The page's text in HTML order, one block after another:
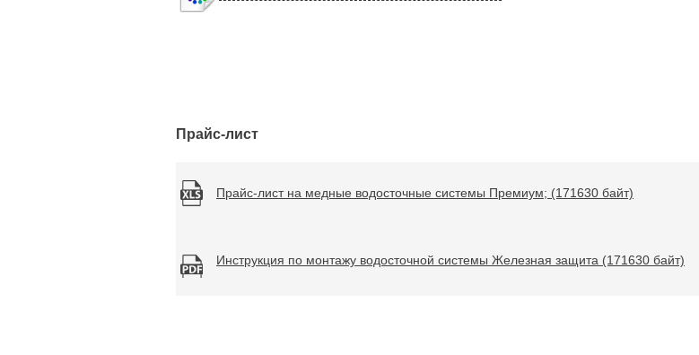
Прайс-лист
Прайс-лист на медные водосточные системы Премиум; (171630 байт)
Инструкция по монтажу водосточной системы Железная защита (171630 байт)